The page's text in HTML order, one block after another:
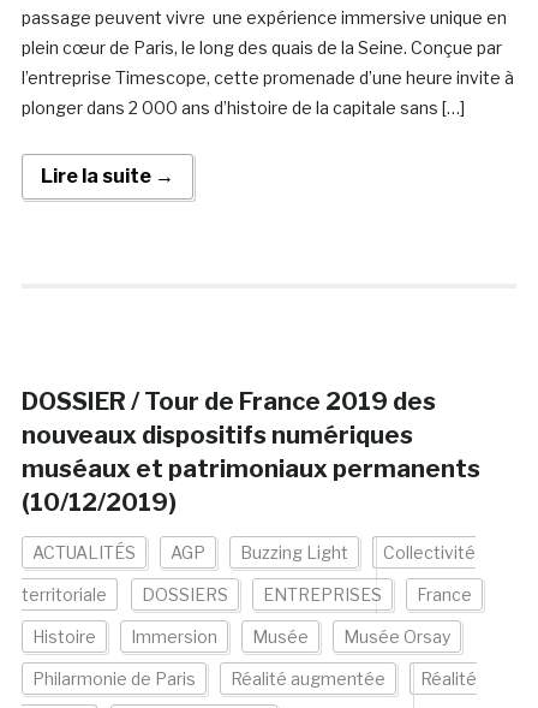
passage peuvent vivre une expérience immersive unique en
plein cœur de Paris, le long des quais de la Seine. Conçue par
l’entreprise Timescope, cette promenade d’une heure invite à
plonger dans 2 000 ans d’histoire de la capitale sans […]
Lire la suite →
DOSSIER / Tour de France 2019 des
nouveaux dispositifs numériques
muséaux et patrimoniaux permanents
(10/12/2019)
ACTUALITÉS AGP Buzzing Light Collectivité
territoriale DOSSIERS ENTREPRISES France
Histoire Immersion Musée Musée Orsay
Philarmonie de Paris Réalité augmentée Réalité